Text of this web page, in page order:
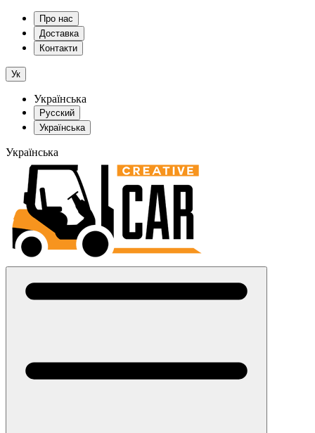
Про нас
Доставка
Контакти
Ук
Українська
Русский
Українська
Українська